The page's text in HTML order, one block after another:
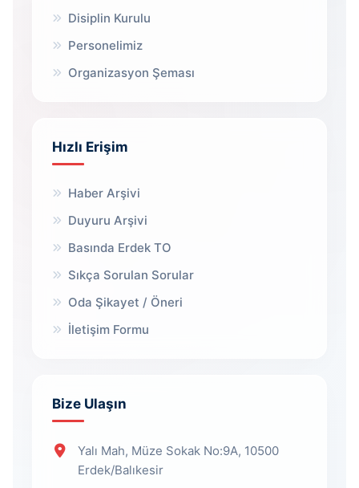
Disiplin Kurulu
Personelimiz
Organizasyon Şeması
Hızlı Erişim
Haber Arşivi
Duyuru Arşivi
Basında Erdek TO
Sıkça Sorulan Sorular
Oda Şikayet / Öneri
İletişim Formu
Bize Ulaşın
Yalı Mah, Müze Sokak No:9A, 10500
Erdek/Balıkesir